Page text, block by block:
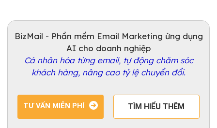
BizMail - Phần mềm Email Marketing ứng dụng
AI cho doanh nghiệp
Cá nhân hóa từng email, tự động chăm sóc
khách hàng, nâng cao tỷ lệ chuyển đổi.
TƯ VẤN MIỄN PHÍ TÌM HIỂU THÊM